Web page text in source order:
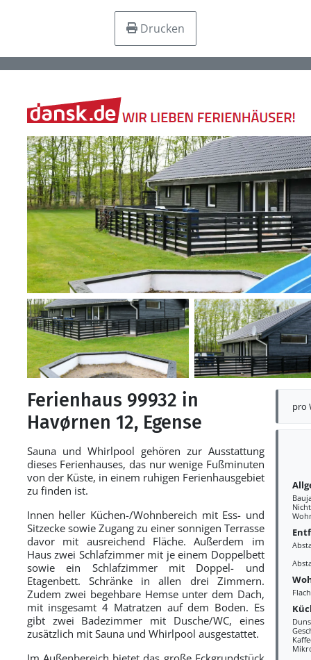
Drucken
pro
Ferienhaus 99932 in
Havørnen 12, Egense
Sauna und Whirlpool gehören zur Ausstattung
dieses Ferienhauses, das nur wenige Fußminuten
von der Küste, in einem ruhigen Ferienhausgebiet
zu finden ist.
Innen heller Küchen-/Wohnbereich mit Ess- und
Sitzecke sowie Zugang zu einer sonnigen Terrasse
davor mit ausreichend Fläche. Außerdem im
Haus zwei Schlafzimmer mit je einem Doppelbett
sowie ein Schlafzimmer mit Doppel- und
Etagenbett. Schränke in allen drei Zimmern.
Zudem zwei begehbare Hemse unter dem Dach,
mit insgesamt 4 Matratzen auf dem Boden. Es
gibt zwei Badezimmer mit Dusche/WC, eines
zusätzlich mit Sauna und Whirlpool ausgestattet.